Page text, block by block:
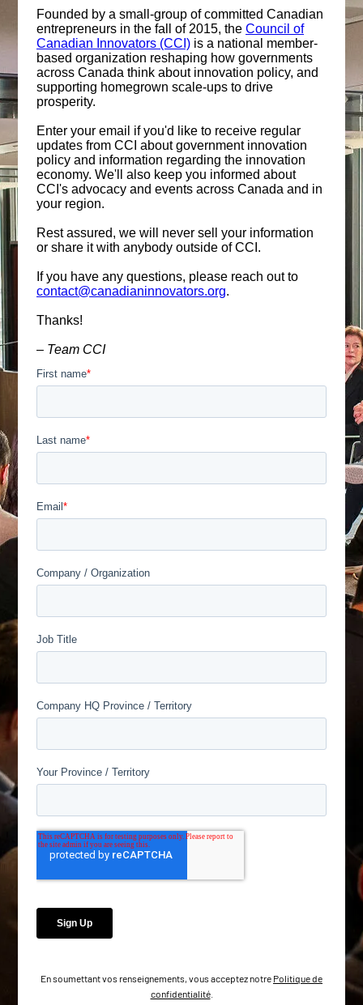
En soumettant vos renseignements, vous acceptez notre Politique de
confidentialité.